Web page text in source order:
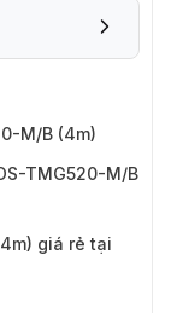
M/B (4m)
TMG520-M/B
giá rẻ tại